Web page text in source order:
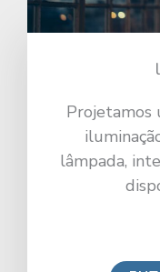
Projetamos
lâmpada,